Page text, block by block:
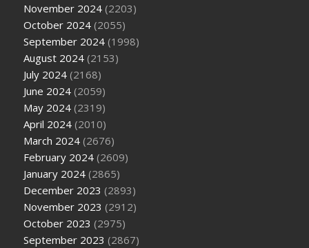
November 2024 (2203)
October 2024 (2055)
September 2024 (1998)
August 2024 (2153)
July 2024 (2168)
June 2024 (2059)
May 2024 (2319)
April 2024 (2010)
March 2024 (2676)
February 2024 (2609)
January 2024 (2865)
December 2023 (2893)
November 2023 (2912)
October 2023 (2975)
September 2023 (2867)